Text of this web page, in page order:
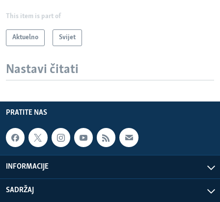
This item is part of
Aktuelno Svijet
Nastavi čitati
PRATITE NAS
INFORMACIJE
SADRŽAJ